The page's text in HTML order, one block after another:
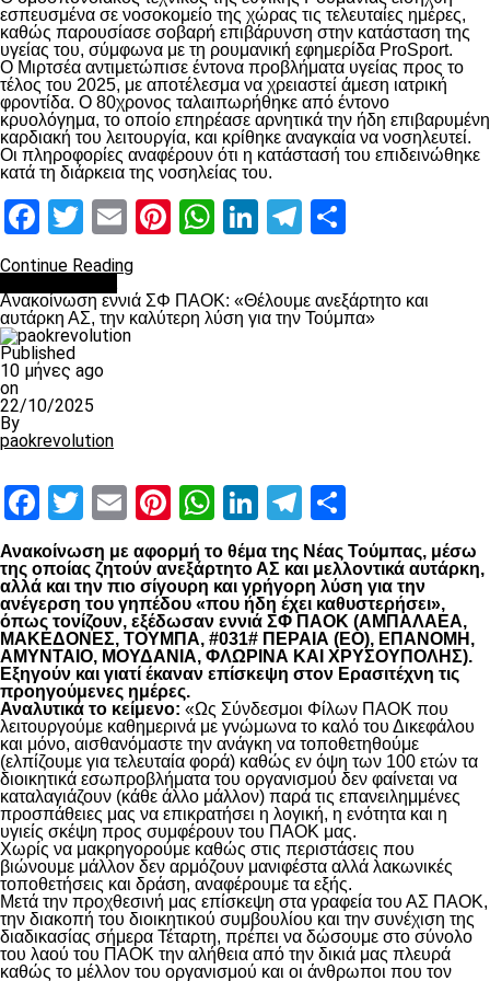
εσπευσμένα σε νοσοκομείο της χώρας τις τελευταίες ημέρες,
καθώς παρουσίασε σοβαρή επιβάρυνση στην κατάσταση της
υγείας του, σύμφωνα με τη ρουμανική εφημερίδα ProSport.
Ο Μιρτσέα αντιμετώπισε έντονα προβλήματα υγείας προς το
τέλος του 2025, με αποτέλεσμα να χρειαστεί άμεση ιατρική
φροντίδα. Ο 80χρονος ταλαιπωρήθηκε από έντονο
κρυολόγημα, το οποίο επηρέασε αρνητικά την ήδη επιβαρυμένη
καρδιακή του λειτουργία, και κρίθηκε αναγκαία να νοσηλευτεί.
Οι πληροφορίες αναφέρουν ότι η κατάστασή του επιδεινώθηκε
κατά τη διάρκεια της νοσηλείας του.
Facebook
Twitter
EmailPinterest
WhatsApp
LinkedIn
Telegram
Continue Reading
Ανακοίνωση εννιά ΣΦ ΠΑΟΚ: «Θέλουμε ανεξάρτητο και
αυτάρκη ΑΣ, την καλύτερη λύση για την Τούμπα»
Published
10 μήνες ago
on
22/10/2025
By
paokrevolution
Facebook
Twitter
EmailPinterest
WhatsApp
LinkedIn
Telegram
Ανακοίνωση με αφορμή το θέμα της Νέας Τούμπας, μέσω
της οποίας ζητούν ανεξάρτητο ΑΣ και μελλοντικά αυτάρκη,
αλλά και την πιο σίγουρη και γρήγορη λύση για την
ανέγερση του γηπέδου «που ήδη έχει καθυστερήσει»,
όπως τονίζουν, εξέδωσαν εννιά ΣΦ ΠΑΟΚ (ΑΜΠΑΛΑΕΑ,
ΜΑΚΕΔΟΝΕΣ, ΤΟΥΜΠΑ, #031# ΠΕΡΑΙΑ (ΕΟ), ΕΠΑΝΟΜΗ,
ΑΜΥΝΤΑΙΟ, ΜΟΥΔΑΝΙΑ, ΦΛΩΡΙΝΑ ΚΑΙ ΧΡΥΣΟΥΠΟΛΗΣ).
Εξηγούν και γιατί έκαναν επίσκεψη στον Ερασιτέχνη τις
προηγούμενες ημέρες.
Αναλυτικά το κείμενο: «Ως Σύνδεσμοι Φίλων ΠΑΟΚ που
λειτουργούμε καθημερινά με γνώμωνα το καλό του Δικεφάλου
και μόνο, αισθανόμαστε την ανάγκη να τοποθετηθούμε
(ελπίζουμε για τελευταία φορά) καθώς εν όψη των 100 ετών τα
διοικητικά εσωπροβλήματα του οργανισμού δεν φαίνεται να
καταλαγιάζουν (κάθε άλλο μάλλον) παρά τις επανειλημμένες
προσπάθειες μας να επικρατήσει η λογική, η ενότητα και η
υγιείς σκέψη προς συμφέρουν του ΠΑΟΚ μας.
Χωρίς να μακρηγορούμε καθώς στις περιστάσεις που
βιώνουμε μάλλον δεν αρμόζουν μανιφέστα αλλά λακωνικές
τοποθετήσεις και δράση, αναφέρουμε τα εξής.
Μετά την προχθεσινή μας επίσκεψη στα γραφεία του ΑΣ ΠΑΟΚ,
την διακοπή του διοικητικού συμβουλίου και την συνέχιση της
διαδικασίας σήμερα Τέταρτη, πρέπει να δώσουμε στο σύνολο
του λαού του ΠΑΟΚ την αλήθεια από την δικιά μας πλευρά
καθώς το μέλλον του οργανισμού και οι άνθρωποι που τον